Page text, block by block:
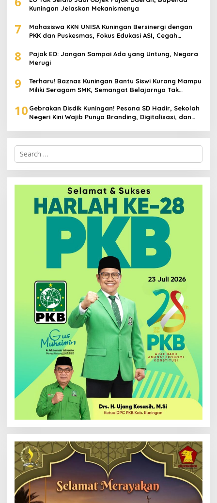
Kuningan Jelaskan Mekanismenya
7
Mahasiswa KKN UNISA Kuningan Bersinergi dengan
PKK dan Puskesmas, Fokus Edukasi ASI, Cegah
8
Pajak EO: Jangan Sampai Ada yang Untung, Negara
Merugi
9
Terharu! Baznas Kuningan Bantu Siswi Kurang Mampu
Miliki Seragam SMK, Semangat Belajarnya Tak
10 Gebrakan Disdik Kuningan! Pesona SD Hadir, Sekolah
Negeri Kini Wajib Punya Branding, Digitalisasi, dan
Search
for: